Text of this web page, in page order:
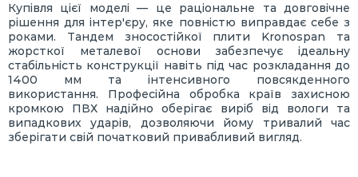
Купівля цієї моделі — це раціональне та довговічне
рішення для інтер'єру, яке повністю виправдає себе з
роками. Тандем зносостійкої плити Kronospan та
жорсткої металевої основи забезпечує ідеальну
стабільність конструкції навіть під час розкладання до
1400 мм та інтенсивного повсякденного
використання. Професійна обробка країв захисною
кромкою ПВХ надійно оберігає виріб від вологи та
випадкових ударів, дозволяючи йому тривалий час
зберігати свій початковий привабливий вигляд.